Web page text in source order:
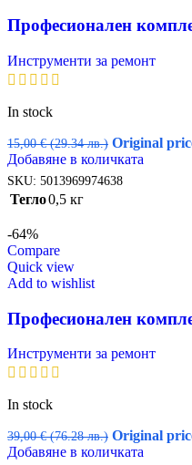
Професионален
Инструменти за ремонт
In stock
15,00€ (29.34 лв.) Original
Добавяне в количката
SKU: 5013969974638
Тегло0,5 кг
-64%
Compare
Quick view
Add to wishlist
Професионален
Инструменти за ремонт
In stock
39,00€ (76.28 лв.) Original
Добавяне в количката